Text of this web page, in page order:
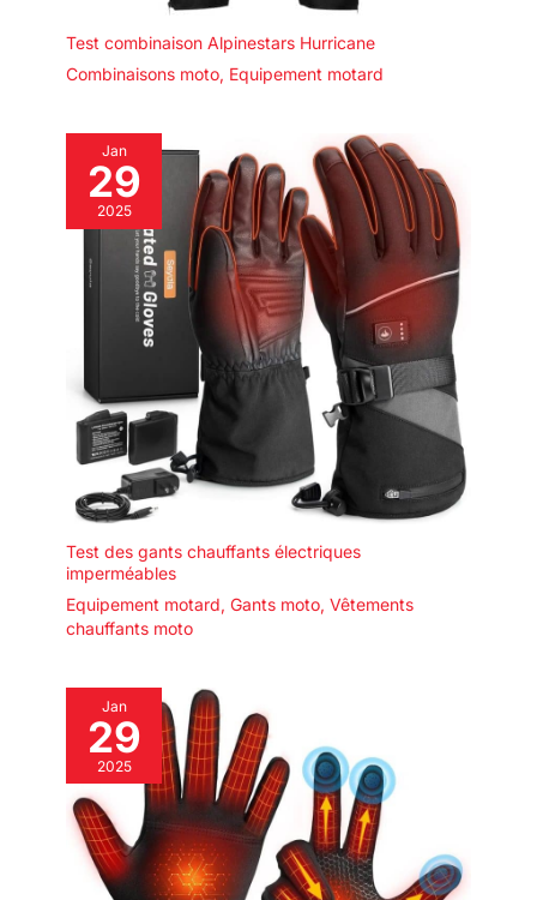
Test combinaison Alpinestars Hurricane
Combinaisons moto, Equipement motard
Jan
29
2025
Test des gants chauffants électriques
imperméables
Equipement motard, Gants moto, Vêtements
chauffants moto
Jan
29
2025